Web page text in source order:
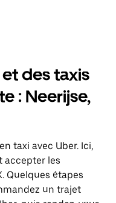
des taxis
: Neerijse,
taxi avec Uber. Ici,
accepter les
Quelques étapes
un trajet